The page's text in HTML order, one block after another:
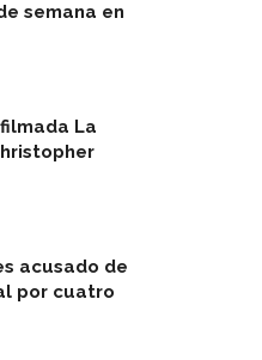
semana en
La
acusado de
por cuatro